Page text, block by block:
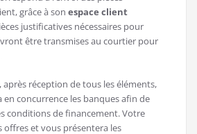
grâce à son espace client
justificatives nécessaires pour
être transmises au courtier pour
, après réception de tous les éléments,
concurrence les banques afin de
conditions de financement. Votre
offres et vous présentera les